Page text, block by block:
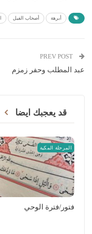
أبرهة أصحاب الفيل
عبد المطلب وحفر زمزم
قد يعجبك ايضا
المرحلة المكية
فتور/فترة الوحي